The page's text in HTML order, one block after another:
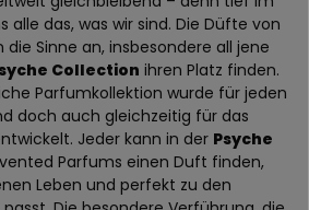
alle das, was wir sind. Die Düfte von
Sinne an, insbesondere all jene
Collection ihren Platz finden.
Parfumkollektion wurde für jeden
doch auch gleichzeitig für das
Jeder kann in der Psyche
Parfums einen Duft finden,
Leben und perfekt zu den